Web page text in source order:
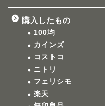
購入したもの
100均
カインズ
コストコ
ニトリ
フェリシモ
楽天